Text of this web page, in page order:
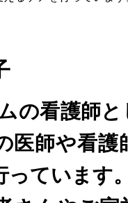
の看護師と
医師や看
っています